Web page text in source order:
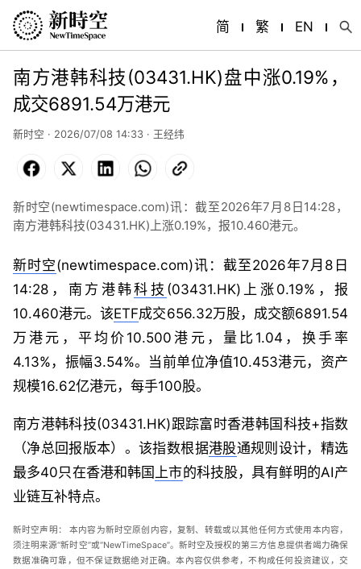
简 繁 EN
南方港韩科技(03431.HK)盘中涨0.19%，
成交6891.54万港元
新时空 · 2026/07/08 14:33 · 王经纬
Facebook LinkedIn WhatsApp
新时空(newtimespace.com)讯：截至2026年7月8日14:28，
南方港韩科技(03431.HK)上涨0.19%，报10.460港元。
新时空(newtimespace.com)讯：截至2026年7月8日
14:28，南方港韩科技 (03431.HK)上涨0.19%，报
10.460港元。该ETF成交656.32万股，成交额6891.54
万港元，平均价10.500港元，量比1.04，换手率
4.13%，振幅3.54%。当前单位净值10.453港元，资产
规模16.62亿港元，每手100股。
南方港韩科技(03431.HK)跟踪富时香港韩国科技+指数
（净总回报版本）。该指数根据港股通规则设计，精选
最多40只在香港和韩国上市的科技股，具有鲜明的AI产
业链互补特点。
新时空声明：
本内容为新时空原创内容，复制、转载或以其他任何方式使用本内容，
须注明来源“新时空”或“NewTimeSpace”。新时空及授权的第三方信息提供者竭力确保
数据准确可靠，但不保证数据绝对正确。本內容仅供参考，不构成任何投资建议，交